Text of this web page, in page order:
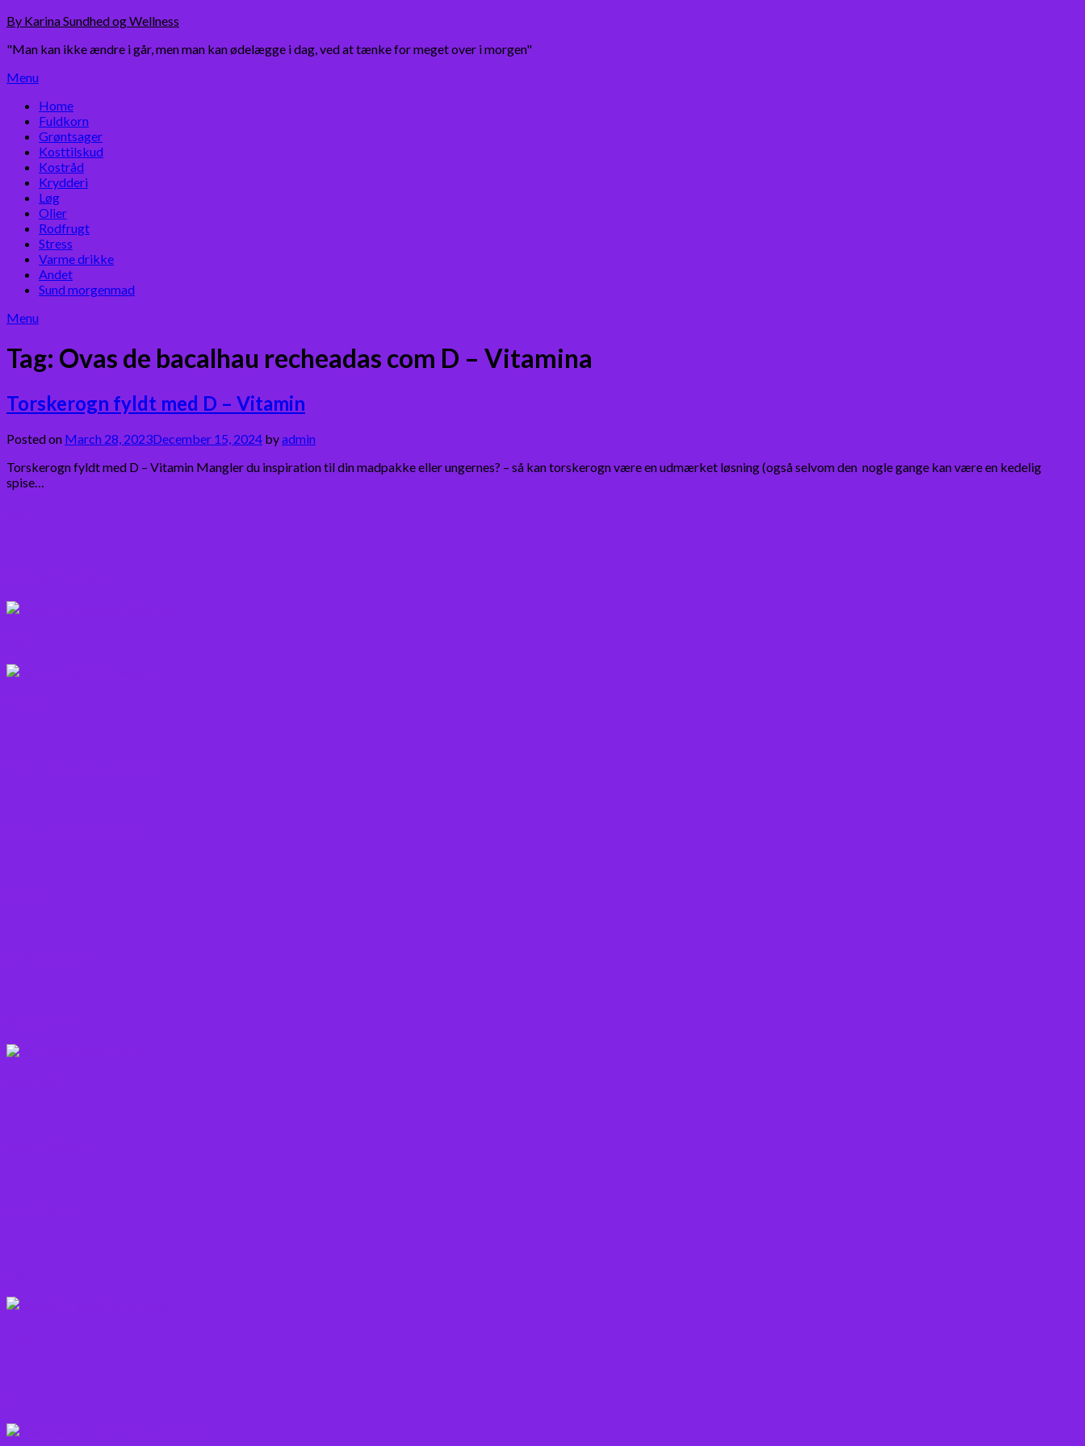
Skip
content
By Karina Sundhed og Wellness
"Man kan ikke ændre i går, men man kan ødelægge i dag, ved at tænke for meget over i morgen"
Menu
Home
Fuldkorn
Grøntsager
Kosttilskud
Kostråd
Krydderi
Løg
Olier
Rodfrugt
Stress
Varme drikke
Andet
Sund morgenmad
Menu
Tag: Ovas de bacalhau recheadas com D – Vitamina
Torskerogn fyldt med D – Vitamin
Posted on March 28, 2023December 15, 2024 byadmin
Torskerogn fyldt med D – Vitamin Mangler du inspiration til din madpakke eller ungernes? – så kan torskerogn være en udmærket løsning (også selvom den nogle gange kan være en kedelig
spise…